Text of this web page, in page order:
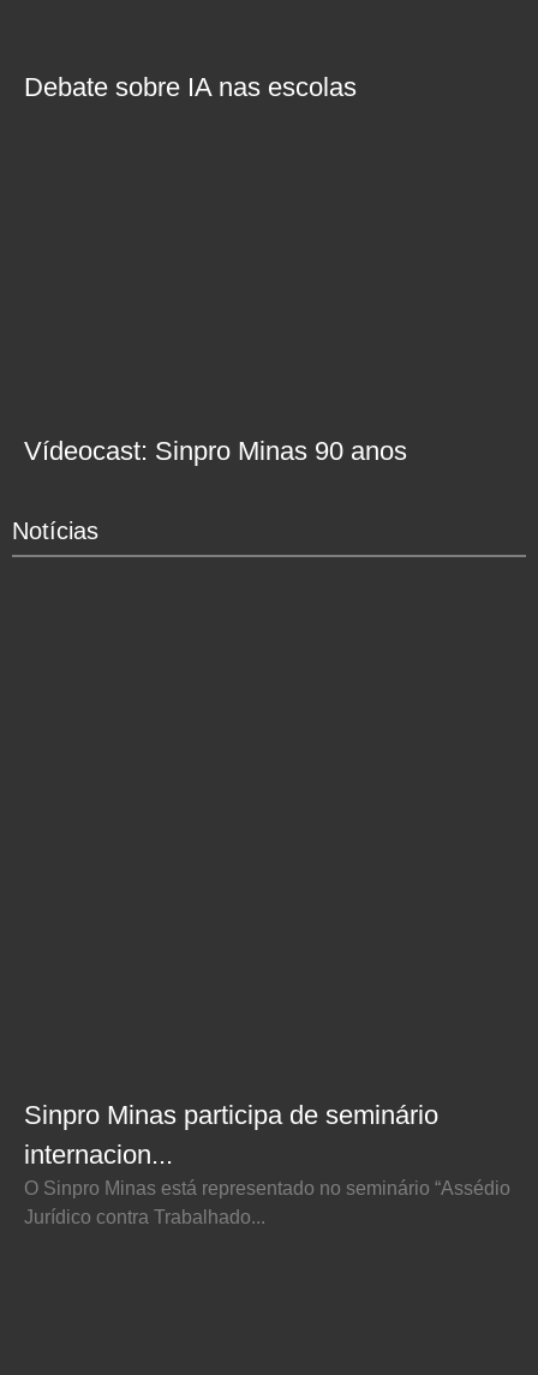
Debate sobre IA nas escolas
Vídeocast: Sinpro Minas 90 anos
Notícias
Sinpro Minas participa de seminário
internacion...
O Sinpro Minas está representado no seminário “Assédio
Jurídico contra Trabalhado...